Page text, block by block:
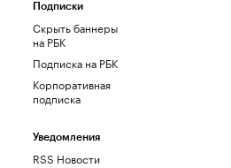
Подписки
Скрыть баннеры
на РБК
Подписка на РБК
Корпоративная
подписка
Уведомления
RSS Новости